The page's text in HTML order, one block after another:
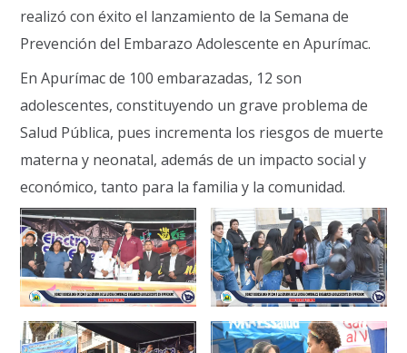
realizó con éxito el lanzamiento de la Semana de
Prevención del Embarazo Adolescente en Apurímac.
En Apurímac de 100 embarazadas, 12 son
adolescentes, constituyendo un grave problema de
Salud Pública, pues incrementa los riesgos de muerte
materna y neonatal, además de un impacto social y
económico, tanto para la familia y la comunidad.